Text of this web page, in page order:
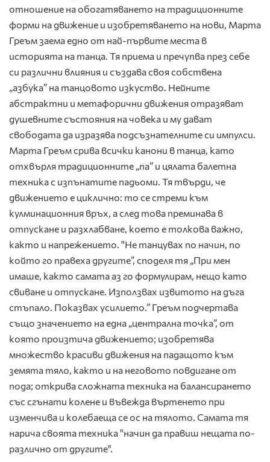
отношение на обогатяването на традиционните
форми на движение и изобретяването на нови, Марта
Греъм заема едно от най-първите места в
историята на танца. Тя приема и пречупва през себе
си различни влияния и създава своя собствена
„азбука” на танцовото изкуство. Нейните
абстрактни и метафорични движения отразяват
душевните състояния на човека и му дават
свободата да изразява подсъзнателните си импулси.
Марта Греъм срива всички канони в танца, като
отхвърля традиционните „па” и цялата балетна
техника с изпънатите падьоми. Тя твърди, че
движението е циклично: то се стреми към
кулминационния връх, а след това преминава в
отпускане и разхлабване, което е толкова важно,
както и напрежението. "Не танцувах по начин, по
който го правеха другите”, споделя тя „При мен
имаше, както самата аз го формулирам, нещо като
свиване и отпускане. Използвах извитото на дъга
стъпало. Показвах усилието.” Греъм подчертава
също значението на една „централна точка”, от
която произтича движението; изобретява
множество красиви движения на падащото към
земята тяло, както и на неговото повдигане от
пода; открива сложната техника на балансирането
със сгънати колене и въвежда въртенето при
изменчива и колебаеща се ос на тялото. Самата тя
нарича своята техника "начин да правиш нещата по-
различно от другите".